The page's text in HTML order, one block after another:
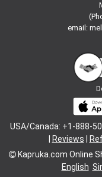
email:
USA/Canada: +1-888-
Reviews
Kapruka.com Online
English